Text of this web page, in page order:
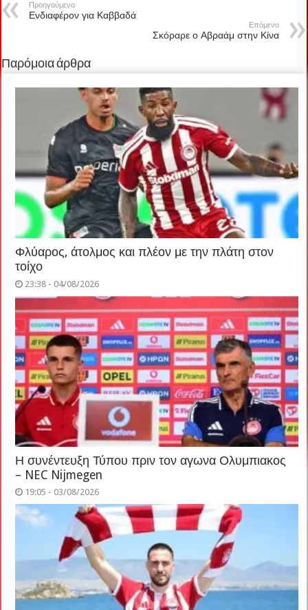
Προηγούμενο
Ενδιαφέρον για Καββαδά
Επόμενο
Σκόραρε ο Αβραάμ στην Κίνα
Παρόμοια άρθρα
Φλύαρος, άτολμος και πλέον με την πλάτη στον
τοίχο
23:38 - 04/08/2026
Η συνέντευξη Τύπου πριν τον αγωνα Ολυμπιακος
– NEC Nijmegen
19:05 - 03/08/2026